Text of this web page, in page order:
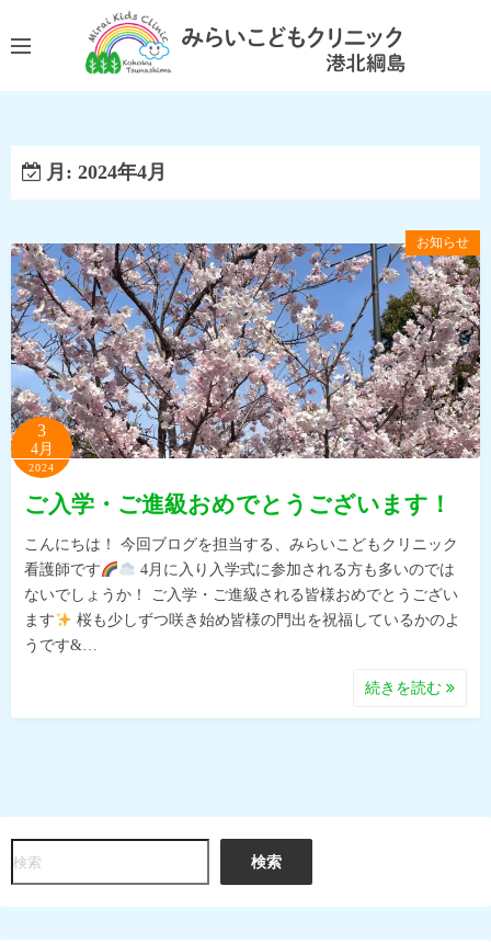
ン
ッ
プ
月: 2024年4月
お知らせ
3
4月
2024
ご入学・ご進級おめでとうございます！
こんにちは！ 今回ブログを担当する、みらいこどもクリニック
看護師です
4月に入り入学式に参加される方も多いのでは
ないでしょうか！ ご入学・ご進級される皆様おめでとうござい
ます
桜も少しずつ咲き始め皆様の門出を祝福しているかのよ
うです&…
続きを読む
検
索
検索